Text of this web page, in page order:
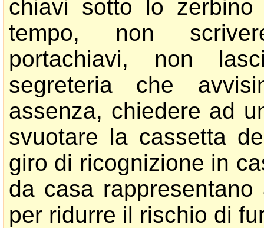
chiavi sotto lo
tempo, non
portachiavi, non
segreteria che
assenza, chiedere ad
svuotare la cassetta
giro di ricognizione in
da casa
per ridurre il rischio di